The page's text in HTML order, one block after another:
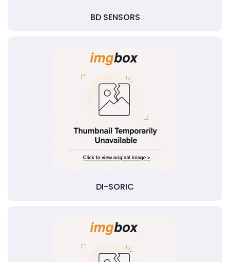
BD SENSORS
DI-SORIC